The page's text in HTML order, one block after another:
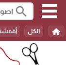
search
home الكل